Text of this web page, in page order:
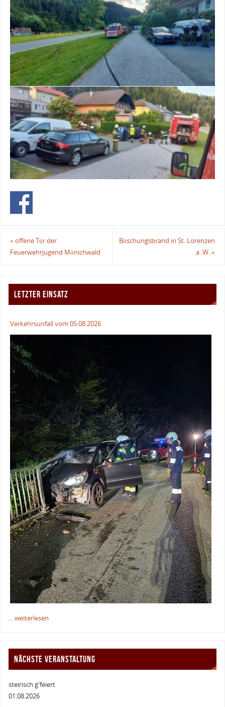
« offene Tür der
Feuerwehrjugend Mönichwald
Böschungsbrand in St. Lorenzen
a. W.»
LETZTER EINSATZ
Verkehrsunfall vom 05.08.2026
... weiterlesen
NÄCHSTE VERANSTALTUNG
steirisch g'feiert
01.08.2026